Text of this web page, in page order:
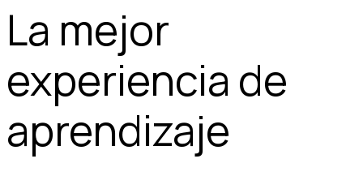
La mejor
experiencia de
aprendizaje